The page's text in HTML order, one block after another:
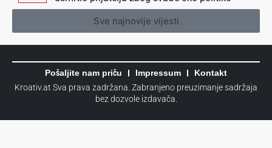
Sve najnovije vijesti
Pošaljite nam priču Impressum
Kontakt
Kroativ.at Sva prava zadržana. Zabranjeno preuzimanje sadržaja
bez dozvole izdavača.